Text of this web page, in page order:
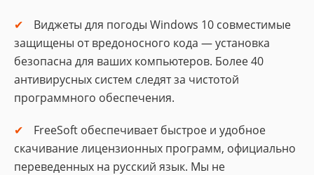
Виджеты для погоды Windows 10 совместимые
защищены от вредоносного кода — установка
безопасна для ваших компьютеров. Более 40
антивирусных систем следят за чистотой
программного обеспечения.
FreeSoft обеспечивает быстрое и удобное
скачивание лицензионных программ, официально
переведенных на русский язык. Мы не